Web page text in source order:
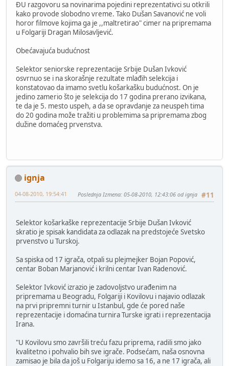
ĐU razgovoru sa novinarima pojedini reprezentativci su otkrili
kako provode slobodno vreme. Tako Dušan Savanović ne voli
horor filmove kojima ga je ,,maltretirao" cimer na pripremama
u Folgariji Dragan Milosavljević.
Obećavajuća budućnost
Selektor seniorske reprezentacije Srbije Dušan Ivković
osvrnuo se i na skorašnje rezultate mlađih selekcija i
konstatovao da imamo svetlu košarkašku budućnost. On je
jedino zamerio što je selekcija do 17 godina prerano izvikana,
te da je 5. mesto uspeh, a da se opravdanje za neuspeh tima
do 20 godina može tražiti u problemima sa pripremama zbog
dužine domaćeg prvenstva.
ignja
#11
04-08-2010, 19:54:41 Poslednja Izmena: 05-08-2010, 12:43:06 od ignja
Selektor košarkaške reprezentacije Srbije Dušan Ivković
skratio je spisak kandidata za odlazak na predstojeće Svetsko
prvenstvo u Turskoj.
Sa spiska od 17 igrača, otpali su plejmejker Bojan Popović,
centar Boban Marjanović i krilni centar Ivan Radenović.
Selektor Ivković izrazio je zadovoljstvo urađenim na
pripremama u Beogradu, Folgariji i Kovilovu i najavio odlazak
na prvi pripremni turnir u Istanbul, gde će pored naše
reprezentacije i domaćina turnira Turske igrati i reprezentacija
Irana.
"U Kovilovu smo završili treću fazu priprema, radili smo jako
kvalitetno i pohvalio bih sve igrače. Podsećam, naša osnovna
zamisao je bila da još u Folgariju idemo sa 16, a ne 17 igrača, ali